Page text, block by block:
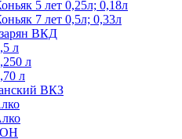
5 лет 0,25л; 0,18л
7 лет 0,5л; 0,33л
ВКД
л
л
л
ВКЗ